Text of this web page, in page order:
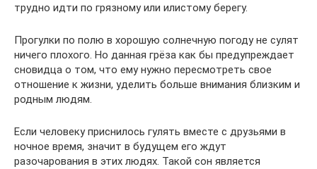
трудно идти по грязному или илистому берегу.
Прогулки по полю в хорошую солнечную погоду не сулят
ничего плохого. Но данная грёза как бы предупреждает
сновидца о том, что ему нужно пересмотреть свое
отношение к жизни, уделить больше внимания близким и
родным людям.
Если человеку приснилось гулять вместе с друзьями в
ночное время, значит в будущем его ждут
разочарования в этих людях. Такой сон является